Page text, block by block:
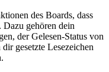
des Boards, dass
Dazu gehören dein
der Gelesen-Status von
gesetzte Lesezeichen